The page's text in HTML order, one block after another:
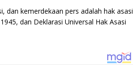
dan kemerdekaan pers adalah hak asasi
dan Deklarasi Universal Hak Asasi